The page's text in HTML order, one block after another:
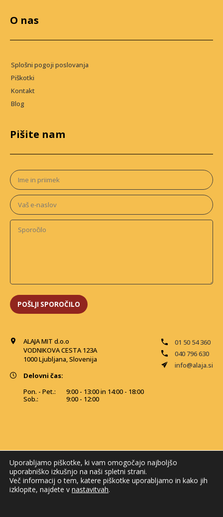
ALAJA MIT d.o.o
VODNIKOVA CESTA 123A
1000 Ljubljana, Slovenija
01 50 54 360
040 796 630
info@alaja.si
Delovni čas:
Pon. - Pet.:
Sob.:
9:00 - 13:00 in 14:00 - 18:00
9:00 - 12:00
O nas
Splošni pogoji poslovanja
Piškotki
Kontakt
Blog
Pišite nam
Uporabljamo piškotke, ki vam omogočajo najboljšo
uporabniško izkušnjo na naši spletni strani.
Več informacij o tem, katere piškotke uporabljamo in kako jih
izklopite, najdete v nastavitvah.